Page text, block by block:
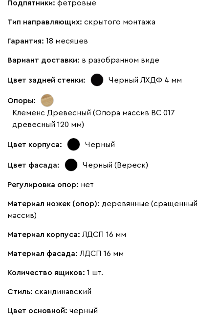
Подпятники: фетровые
Тип направляющих: скрытого монтажа
Гарантия: 18 месяцев
Вариант доставки: в разобранном виде
Цвет задней стенки: Черный ЛХДФ 4 мм
Опоры:
Клеменс Древесный (Опора массив ВС 017
древесный 120 мм)
Цвет корпуса: Черный
Цвет фасада: Черный (Вереск)
Регулировка опор: нет
Материал ножек (опор): деревянные (сращенный
массив)
Материал корпуса: ЛДСП 16 мм
Материал фасада: ЛДСП 16 мм
Количество ящиков: 1 шт.
Стиль: скандинавский
Цвет основной: черный